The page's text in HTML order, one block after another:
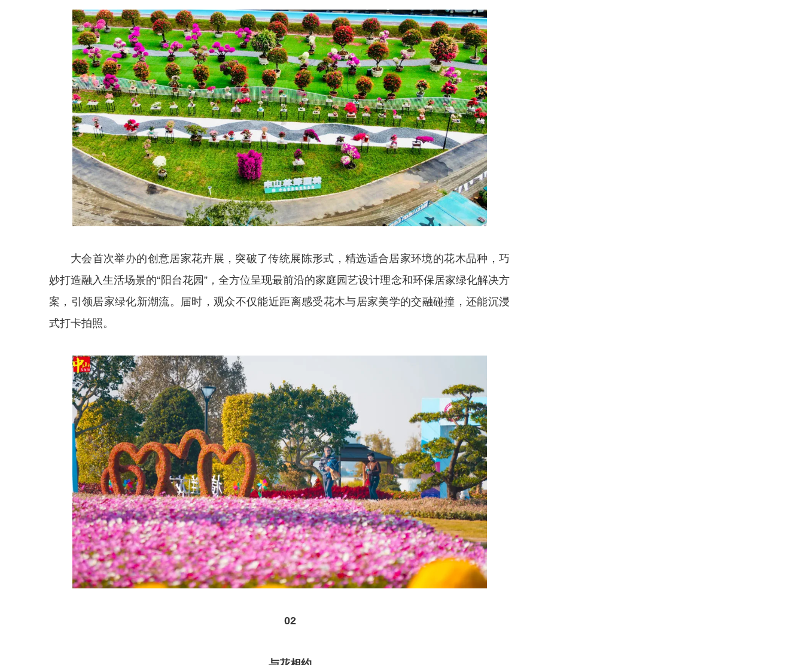
大会首次举办的创意居家花卉展，突破了传统展陈形式，精选适合居家环境的花木品种，巧
妙打造融入生活场景的“阳台花园”，全方位呈现最前沿的家庭园艺设计理念和环保居家绿化解决方
案，引领居家绿化新潮流。届时，观众不仅能近距离感受花木与居家美学的交融碰撞，还能沉浸
式打卡拍照。
02